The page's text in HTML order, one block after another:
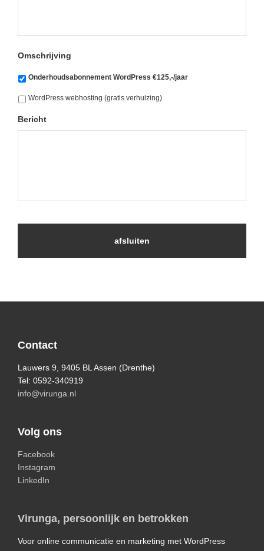
Omschrijving
Onderhoudsabonnement WordPress €125,-/jaar
WordPress webhosting (gratis verhuizing)
Bericht
FooterContact
Lauwers 9, 9405 BL Assen (Drenthe)
Tel: 0592-340919
info@virunga.nl
Volg ons
Facebook
Instagram
LinkedIn
Virunga, persoonlijk en betrokken
Voor online communicatie en marketing met WordPress